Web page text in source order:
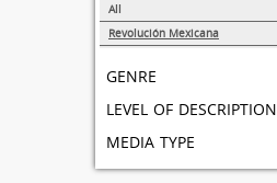
All
Revolución Mexicana
genre
level of description
media type